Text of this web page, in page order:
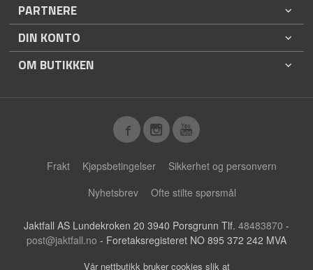
PARTNERE
DIN KONTO
OM BUTIKKEN
Frakt Kjøpsbetingelser
Sikkerhet og personvern
Nyhetsbrev
Ofte stilte spørsmål
Jaktfall AS Lundekroken 20 3940 Porsgrunn Tlf. 48483870 -
post@jaktfall.no - Foretaksregisteret NO 895 372 242 MVA
Vår nettbutikk bruker cookies slik at